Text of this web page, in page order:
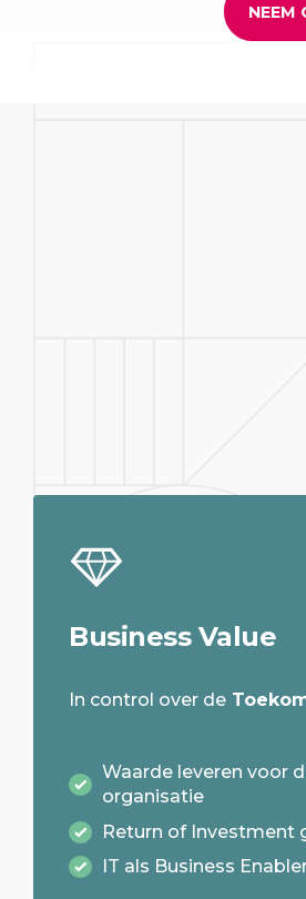
NEEM
Business Value
In control over de
Waarde leveren voor
organisatie
Return of Investment
IT als Business